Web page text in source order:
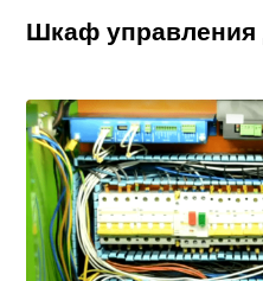
Шкаф управления